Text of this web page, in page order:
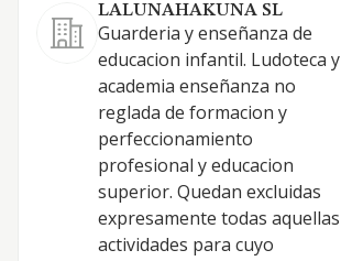
LALUNAHAKUNA SL
Guarderia y enseñanza de
educacion infantil. Ludoteca y
academia enseñanza no
reglada de formacion y
perfeccionamiento
profesional y educacion
superior. Quedan excluidas
expresamente todas aquellas
actividades para cuyo